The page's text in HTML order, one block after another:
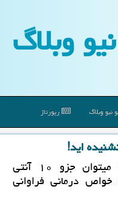
نیو وبلاگ
نیو وبلاگ رپورتاژ
اید!
به گزارش نیو وبلاگ، سماق را میتوان جزو ۱۰ آنتی
درمانی فراوانی